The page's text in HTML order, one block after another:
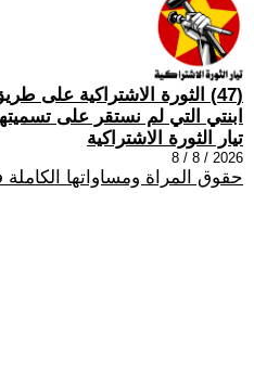
(47) الثورة الاشتراكية على
ابنتي التي لم نستقر على
تيار الثورة الاشتراكية
2026 / 8 / 8
حقوق المراة ومساواتها